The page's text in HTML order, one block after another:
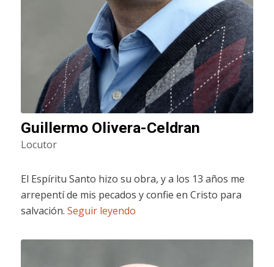
Guillermo Olivera-Celdran
Locutor
El Espíritu Santo hizo su obra, y a los 13 años me
arrepentí de mis pecados y confie en Cristo para
salvación. Seguir leyendo